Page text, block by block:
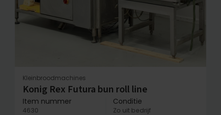
Kleinbroodmachines
Konig Rex Futura bun roll line
Item nummer
4630
Conditie
Zo uit bedrijf